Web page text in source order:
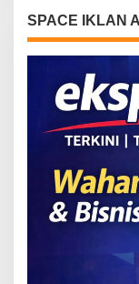
SPACE IKLAN